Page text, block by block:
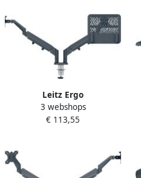
Leitz Ergo
ruimtebesparende
monitorarm dubbele arm
3 webshops
€ 113,55